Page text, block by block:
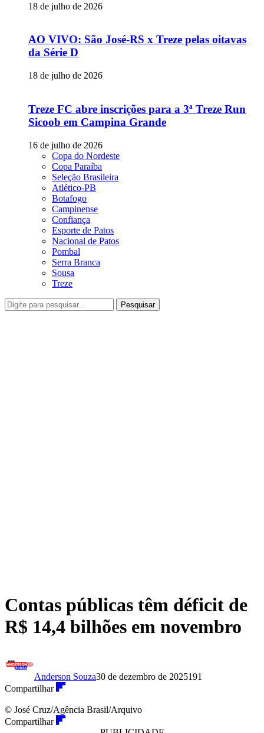
18 de julho de 2026
AO VIVO: São José-RS x Treze pelas oitavas
da Série D
18 de julho de 2026
Treze FC abre inscrições para a 3ª Treze Run
Sicoob em Campina Grande
16 de julho de 2026
Copa do Nordeste
Copa Paraíba
Seleção Brasileira
Atlético-PB
Botafogo
Campinense
Confiança
Esporte de Patos
Nacional de Patos
Pombal
Serra Branca
Sousa
Treze
Pesquisar
Contas públicas têm déficit de
R$ 14,4 bilhões em novembro
Anderson Souza30 de dezembro de 2025191
Compartilhar
© José Cruz/Agência Brasil/Arquivo
Compartilhar